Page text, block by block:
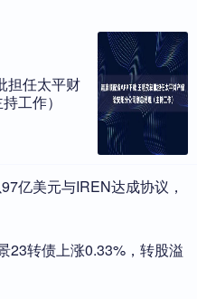
担任太平财
工作）
亿美元与IREN达成协议，
23转债上涨0.33%，转股溢